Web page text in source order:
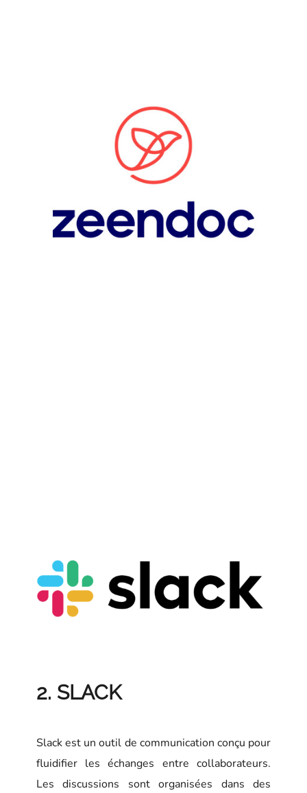
2. SLACK
Slack est un outil de communication conçu pour
fluidifier les échanges entre collaborateurs.
Les discussions sont organisées dans des